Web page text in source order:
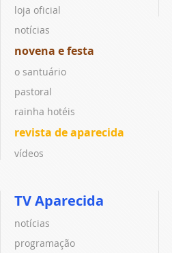
loja oficial
notícias
novena e festa
o santuário
pastoral
rainha hotéis
revista de aparecida
vídeos
TV Aparecida
notícias
programação